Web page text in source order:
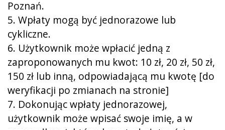
Poznań.
5. Wpłaty mogą być jednorazowe lub
cykliczne.
6. Użytkownik może wpłacić jedną z
zaproponowanych mu kwot: 10 zł, 20 zł, 50 zł,
150 zł lub inną, odpowiadającą mu kwotę [do
weryfikacji po zmianach na stronie]
7. Dokonując wpłaty jednorazowej,
użytkownik może wpisać swoje imię, a w